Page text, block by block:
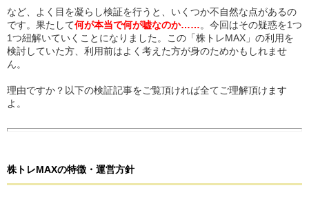
など、よく目を凝らし検証を行うと、いくつか不自然な点があるの
です。果たして何が本当で何が嘘なのか……。今回はその疑惑を1つ
1つ紐解いていくことになりました。この「株トレMAX」の利用を
検討していた方、利用前はよく考えた方が身のためかもしれませ
ん。
理由ですか？以下の検証記事をご覧頂ければ全てご理解頂けます
よ。
株トレMAXの特徴・運営方針